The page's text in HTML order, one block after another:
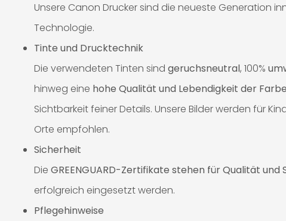
Unsere Canon Drucker sind die neueste Generation
Technologie.
Tinte und Drucktechnik
Die verwendeten Tinten sind geruchsneutral, 100%
hinweg eine hohe Qualität und Lebendigkeit der
Sichtbarkeit feiner Details. Unsere Bilder werden für
Orte empfohlen.
Sicherheit
Die GREENGUARD-Zertifikate stehen für Qualität und
erfolgreich eingesetzt werden.
Pflegehinweise